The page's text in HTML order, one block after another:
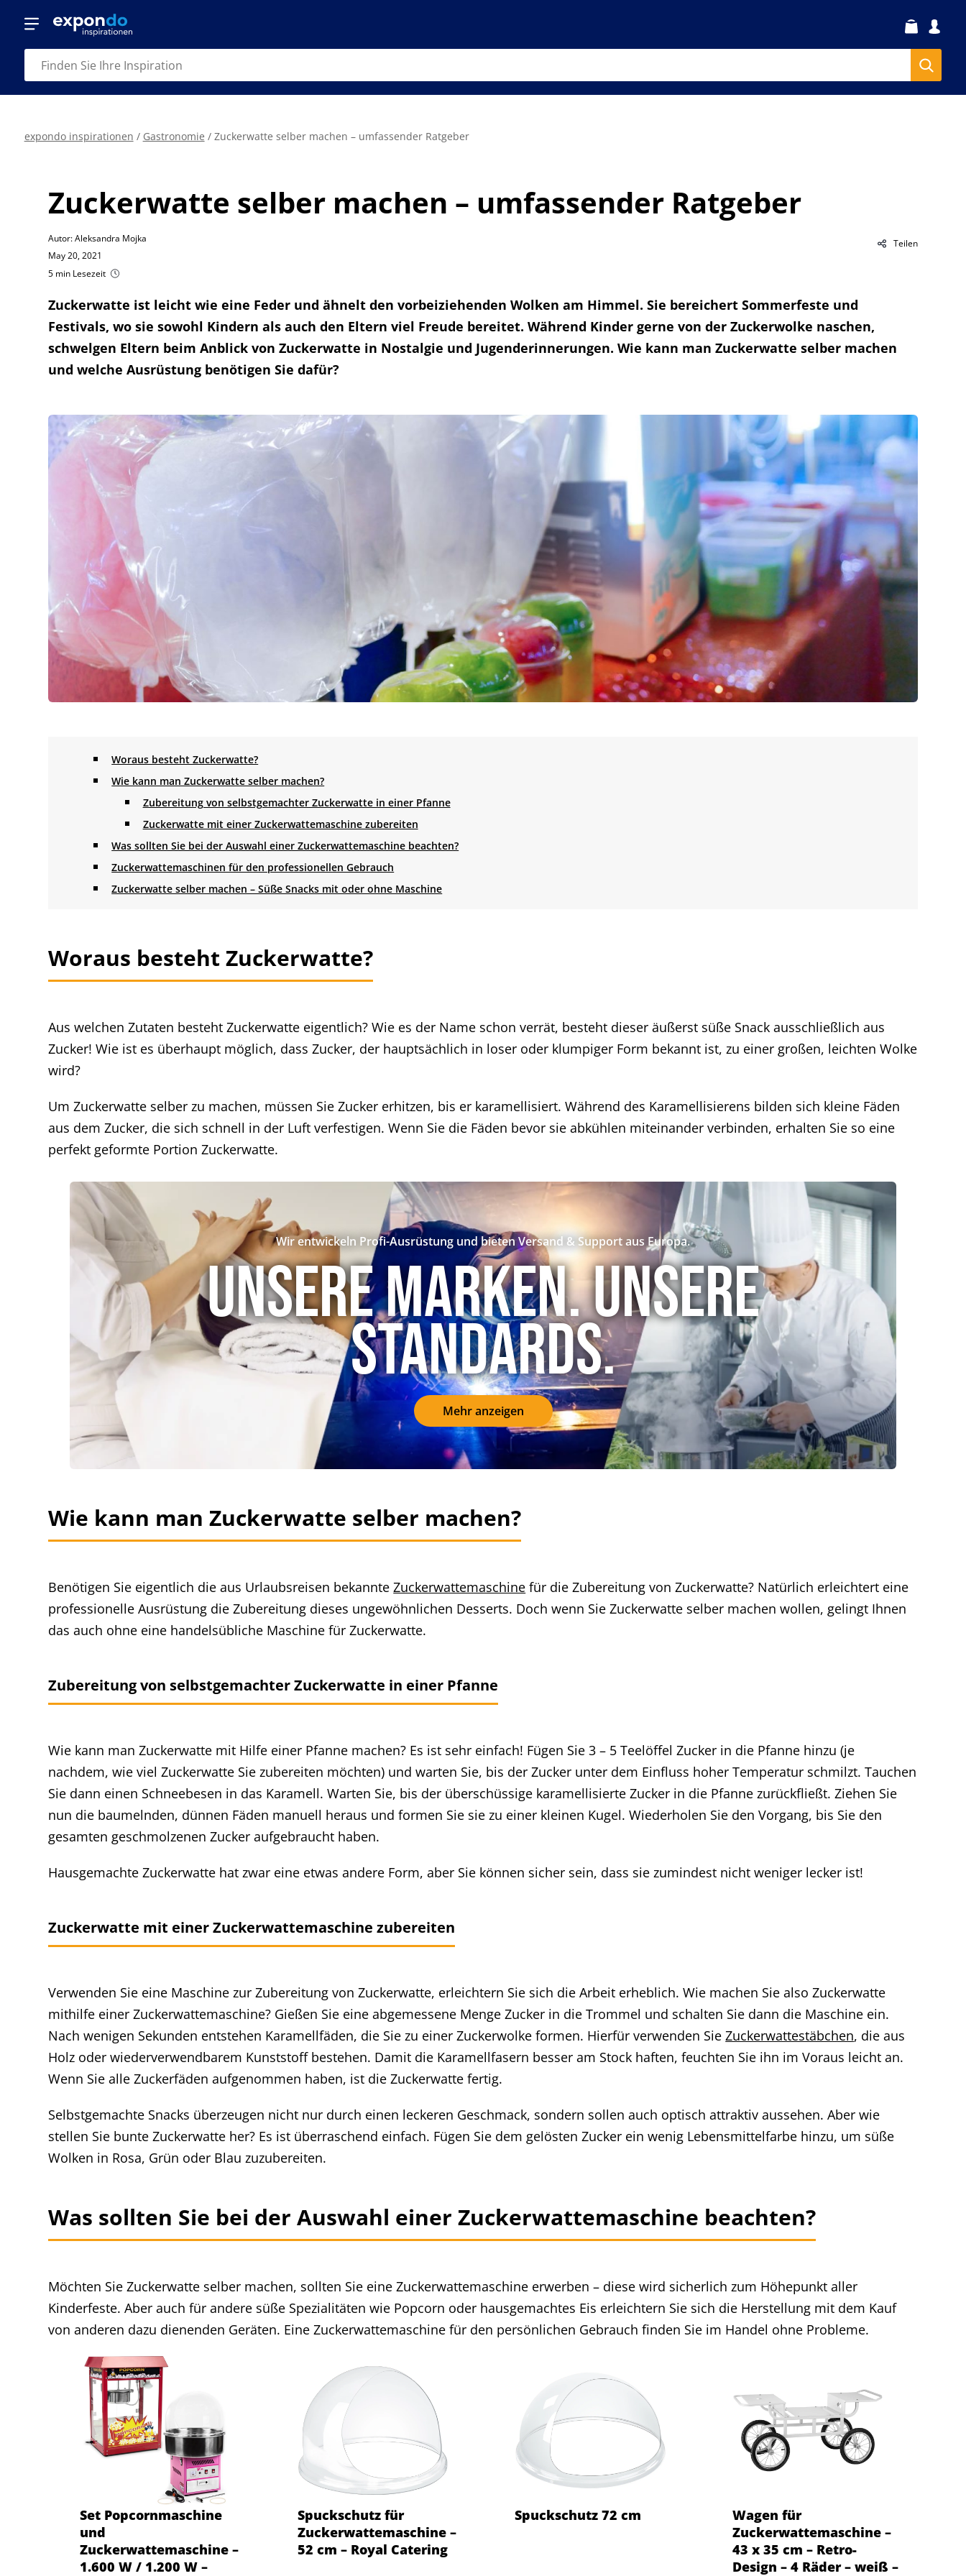
expondo inspirationen / Gastronomie / Zuckerwatte selber machen – umfassender Ratgeber
Zuckerwatte selber machen – umfassender Ratgeber
Teilen
Autor: Aleksandra Mojka
May 20, 2021
5 min Lesezeit
Zuckerwatte ist leicht wie eine Feder und ähnelt den vorbeiziehenden Wolken am Himmel. Sie bereichert Sommerfeste und
Festivals, wo sie sowohl Kindern als auch den Eltern viel Freude bereitet. Während Kinder gerne von der Zuckerwolke naschen,
schwelgen Eltern beim Anblick von Zuckerwatte in Nostalgie und Jugenderinnerungen. Wie kann man Zuckerwatte selber machen
und welche Ausrüstung benötigen Sie dafür?
Woraus besteht Zuckerwatte?
Wie kann man Zuckerwatte selber machen?
Zubereitung von selbstgemachter Zuckerwatte in einer Pfanne
Zuckerwatte mit einer Zuckerwattemaschine zubereiten
Was sollten Sie bei der Auswahl einer Zuckerwattemaschine beachten?
Zuckerwattemaschinen für den professionellen Gebrauch
Zuckerwatte selber machen – Süße Snacks mit oder ohne Maschine
Woraus besteht Zuckerwatte?
Aus welchen Zutaten besteht Zuckerwatte eigentlich? Wie es der Name schon verrät, besteht dieser äußerst süße Snack ausschließlich aus
Zucker! Wie ist es überhaupt möglich, dass Zucker, der hauptsächlich in loser oder klumpiger Form bekannt ist, zu einer großen, leichten Wolke
wird?
Um Zuckerwatte selber zu machen, müssen Sie Zucker erhitzen, bis er karamellisiert. Während des Karamellisierens bilden sich kleine Fäden
aus dem Zucker, die sich schnell in der Luft verfestigen. Wenn Sie die Fäden bevor sie abkühlen miteinander verbinden, erhalten Sie so eine
perfekt geformte Portion Zuckerwatte.
Wir entwickeln Profi-Ausrüstung und bieten Versand & Support aus Europa.
Unsere Marken. Unsere
Standards.
Mehr anzeigen
Wie kann man Zuckerwatte selber machen?
Benötigen Sie eigentlich die aus Urlaubsreisen bekannteZuckerwattemaschine für die Zubereitung von Zuckerwatte? Natürlich erleichtert eine
professionelle Ausrüstung die Zubereitung dieses ungewöhnlichen Desserts. Doch wenn Sie Zuckerwatte selber machen wollen, gelingt Ihnen
das auch ohne eine handelsübliche Maschine für Zuckerwatte.
Zubereitung von selbstgemachter Zuckerwatte in einer Pfanne
Wie kann man Zuckerwatte mit Hilfe einer Pfanne machen? Es ist sehr einfach! Fügen Sie 3 – 5 Teelöffel Zucker in die Pfanne hinzu (je
nachdem, wie viel Zuckerwatte Sie zubereiten möchten) und warten Sie, bis der Zucker unter dem Einfluss hoher Temperatur schmilzt. Tauchen
Sie dann einen Schneebesen in das Karamell. Warten Sie, bis der überschüssige karamellisierte Zucker in die Pfanne zurückfließt. Ziehen Sie
nun die baumelnden, dünnen Fäden manuell heraus und formen Sie sie zu einer kleinen Kugel. Wiederholen Sie den Vorgang, bis Sie den
gesamten geschmolzenen Zucker aufgebraucht haben.
Hausgemachte Zuckerwatte hat zwar eine etwas andere Form, aber Sie können sicher sein, dass sie zumindest nicht weniger lecker ist!
Zuckerwatte mit einer Zuckerwattemaschine zubereiten
Verwenden Sie eine Maschine zur Zubereitung von Zuckerwatte, erleichtern Sie sich die Arbeit erheblich. Wie machen Sie also Zuckerwatte
mithilfe einer Zuckerwattemaschine? Gießen Sie eine abgemessene Menge Zucker in die Trommel und schalten Sie dann die Maschine ein.
Nach wenigen Sekunden entstehen Karamellfäden, die Sie zu einer Zuckerwolke formen. Hierfür verwenden SieZuckerwattestäbchen, die aus
Holz oder wiederverwendbarem Kunststoff bestehen. Damit die Karamellfasern besser am Stock haften, feuchten Sie ihn im Voraus leicht an.
Wenn Sie alle Zuckerfäden aufgenommen haben, ist die Zuckerwatte fertig.
Selbstgemachte Snacks überzeugen nicht nur durch einen leckeren Geschmack, sondern sollen auch optisch attraktiv aussehen. Aber wie
stellen Sie bunte Zuckerwatte her? Es ist überraschend einfach. Fügen Sie dem gelösten Zucker ein wenig Lebensmittelfarbe hinzu, um süße
Wolken in Rosa, Grün oder Blau zuzubereiten.
Was sollten Sie bei der Auswahl einer Zuckerwattemaschine beachten?
Möchten Sie Zuckerwatte selber machen, sollten Sie eine Zuckerwattemaschine erwerben – diese wird sicherlich zum Höhepunkt aller
Kinderfeste. Aber auch für andere süße Spezialitäten wie Popcorn oder hausgemachtes Eis erleichtern Sie sich die Herstellung mit dem Kauf
von anderen dazu dienenden Geräten. Eine Zuckerwattemaschine für den persönlichen Gebrauch finden Sie im Handel ohne Probleme.
Set Popcornmaschine
und
Zuckerwattemaschine –
1.600 W / 1.200 W –
Spuckschutz für
Zuckerwattemaschine –
52 cm – Royal Catering
Spuckschutz 72 cm
Wagen für
Zuckerwattemaschine –
43 x 35 cm – Retro-
Design – 4 Räder – weiß –